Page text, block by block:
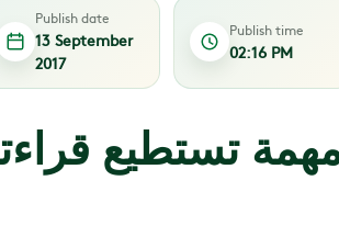
Publish date
13 September
2017
Publish time
02:16 PM